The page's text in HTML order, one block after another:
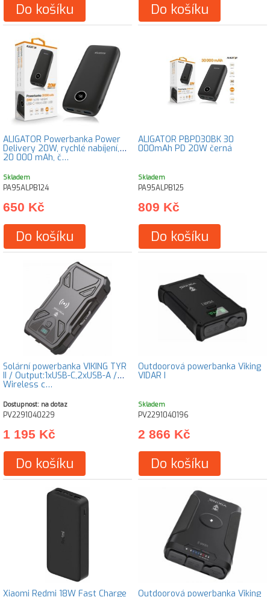
Do košíku Do košíku
ALIGATOR Powerbanka Power
Delivery 20W, rychlé nabíjení,
20 000 mAh, č…
Skladem
PA95ALPB124
650 Kč
Do košíku
ALIGATOR PBPD30BK 30
000mAh PD 20W černá
Skladem
PA95ALPB125
809 Kč
Do košíku
Solární powerbanka VIKING TYR
II / Output:1xUSB-C,2xUSB-A /
Wireless c…
Dostupnost: na dotaz
PV2291040229
1 195 Kč
Do košíku
Outdoorová powerbanka Viking
VIDAR I
Skladem
PV2291040196
2 866 Kč
Do košíku
Xiaomi Redmi 18W Fast Charge Outdoorová powerbanka Viking